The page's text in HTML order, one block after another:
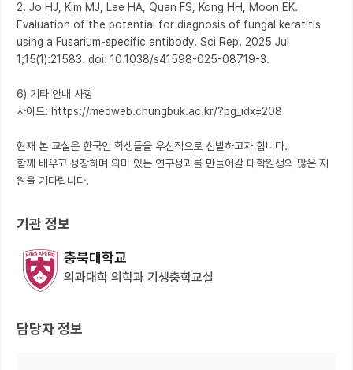
2. Jo HJ, Kim MJ, Lee HA, Quan FS, Kong HH, Moon EK.
Evaluation of the potential for diagnosis of fungal keratitis
using a Fusarium-specific antibody. Sci Rep. 2025 Jul
1;15(1):21583. doi: 10.1038/s41598-025-08719-3.
6) 기타 안내 사항
사이트: https://medweb.chungbuk.ac.kr/?pg_idx=208
현재 본 교실은 한국인 학생들을 우선적으로 선발하고자 합니다.
함께 배우고 성장하며 의미 있는 연구성과를 만들어갈 대학원생의 많은 지
원을 기다립니다.
기관 정보
충북대학교
의과대학 의학과 기생충학교실
담당자 정보